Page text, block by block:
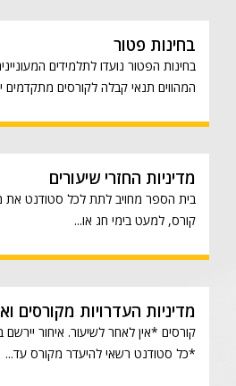
בחינות פטור
בחינות הפטור נועדו לתלמידים
המהווים תנאי קבלה לקורסים מתקדמים
מדיניות החזרי שיעורים
בית הספר מחויב לתת לכל סטודנט את
קורס, למעט בימי חג או...
מדיניות העדרויות מקורסים
קורסים *אין לאחר לשיעור. איחור יירשם
*כל סטודנט רשאי להיעדר מקורס עד...